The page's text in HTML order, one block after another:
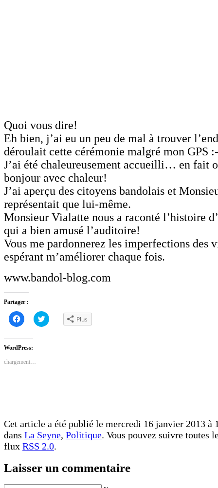
Quoi vous dire!
Eh bien, j’ai eu un peu de mal à trouver
déroulait cette cérémonie malgré mon GPS
J’ai été chaleureusement accueilli… en fait
bonjour avec chaleur!
J’ai aperçu des citoyens bandolais et
représentait que lui-même.
Monsieur Vialatte nous a raconté l’histoire
qui a bien amusé l’auditoire!
Vous me pardonnerez les imperfections des
espérant m’améliorer chaque fois.
www.bandol-blog.com
Partager :
Cliquez
pour
partager
Facebook(ouvre
dans
une
fenêtre)
Cliquez
pour Plus
WordPress:
chargement…
Cet article a été publié le mercredi 16 janvier 2013 à
dans La Seyne, Politique. Vous pouvez suivre toutes
flux RSS 2.0.
Laisser un commentaire